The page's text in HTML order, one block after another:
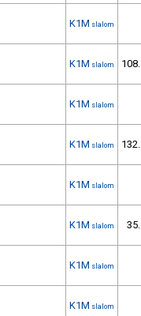
K1M slalom
K1M slalom 108.
K1M slalom
K1M slalom 132.
K1M slalom
K1M slalom 35.
K1M slalom
K1M slalom